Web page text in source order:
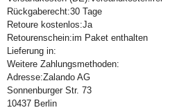
Rückgaberecht:30 Tage
Retoure kostenlos:Ja
Retourenschein:im Paket enthalten
Lieferung in:
Weitere Zahlungsmethoden:
Adresse:Zalando AG
Sonnenburger Str. 73
10437 Berlin